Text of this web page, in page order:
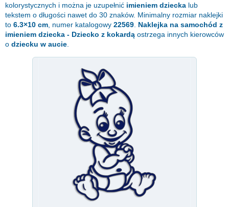
kolorystycznych i można je uzupełnić imieniem dziecka lub
tekstem o długości nawet do 30 znaków. Minimalny rozmiar naklejki
to 6.3×10 cm , numer katalogowy 22569 Naklejka na samochód z
imieniem dziecka - Dziecko z kokardą ostrzega innych kierowców
o dziecku w aucie